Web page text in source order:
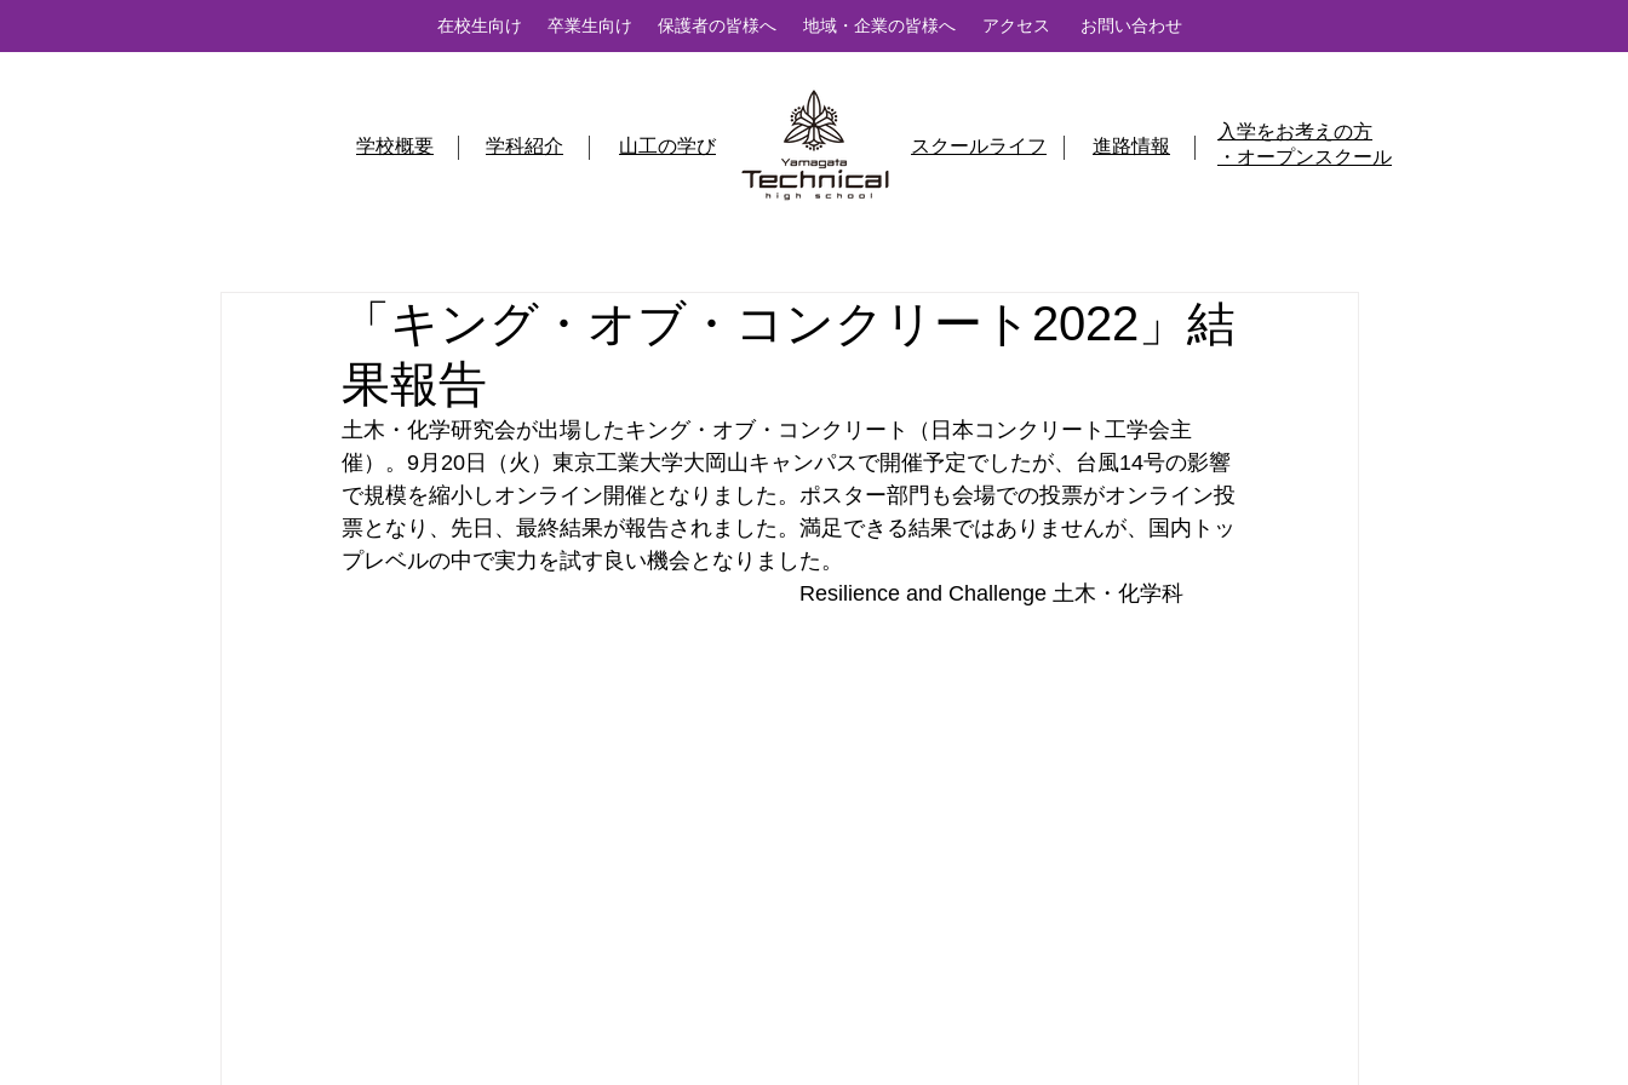
在校生向け 卒業生向け 保護者の皆様へ 地域・企業の皆様へ アクセス お問い合わせ
学校概要 学科紹介 山工の学び スクールライフ 進路情報
入学をお考えの方
・オープンスクール
「キング・オブ・コンクリート2022」結
果報告
土木・化学研究会が出場したキング・オブ・コンクリート（日本コンクリート工学会主
催）。9月20日（火）東京工業大学大岡山キャンパスで開催予定でしたが、台風14号の影響
で規模を縮小しオンライン開催となりました。ポスター部門も会場での投票がオンライン投
票となり、先日、最終結果が報告されました。満足できる結果ではありませんが、国内トッ
プレベルの中で実力を試す良い機会となりました。
Resilience and Challenge 土木・化学科